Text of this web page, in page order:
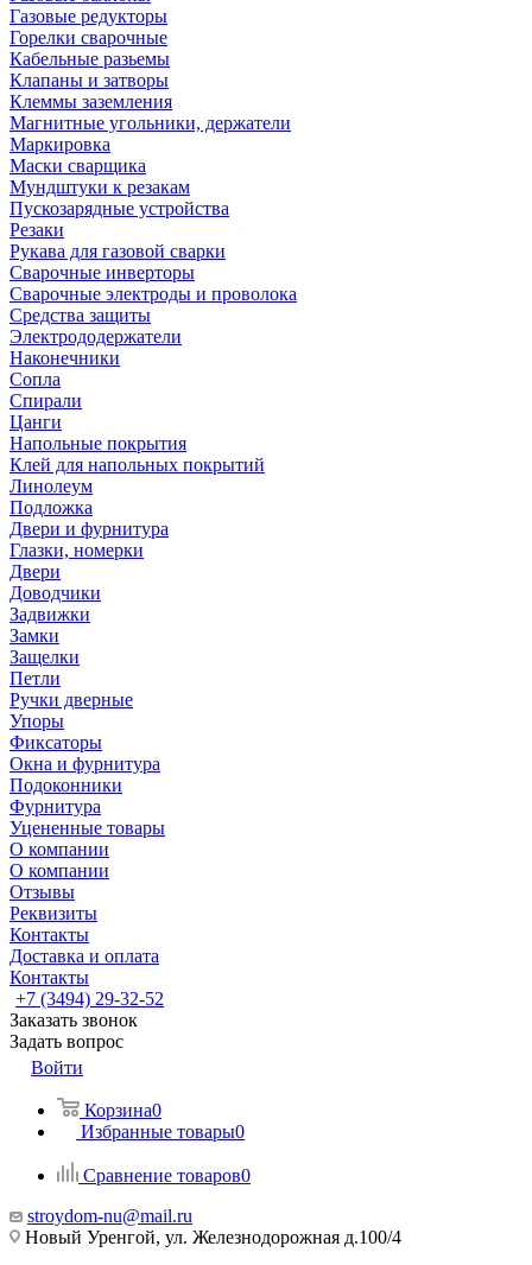
Газовые редукторы
Горелки сварочные
Кабельные разьемы
Клапаны и затворы
Клеммы заземления
Магнитные угольники, держатели
Маркировка
Маски сварщика
Мундштуки к резакам
Пускозарядные устройства
Резаки
Рукава для газовой сварки
Сварочные инверторы
Сварочные электроды и проволока
Средства защиты
Электрододержатели
Наконечники
Сопла
Спирали
Цанги
Напольные покрытия
Клей для напольных покрытий
Линолеум
Подложка
Двери и фурнитура
Глазки, номерки
Двери
Доводчики
Задвижки
Замки
Защелки
Петли
Ручки дверные
Упоры
Фиксаторы
Окна и фурнитура
Подоконники
Фурнитура
Уцененные товары
О компании
О компании
Отзывы
Реквизиты
Контакты
Доставка и оплата
Контакты
+7 (3494) 29-32-52
Заказать звонок
Задать вопрос
Войти
Корзина0
Избранные товары0
Сравнение товаров0
stroydom-nu@mail.ru
Новый Уренгой, ул. Железнодорожная д.100/4